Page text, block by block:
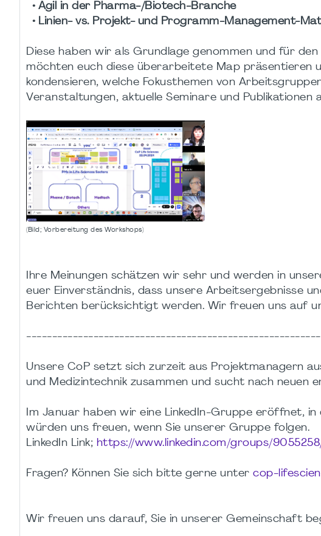
• Agil in der Pharma-/Biotech-Branche
• Linien- vs. Projekt- und Programm-Management-
Diese haben wir als Grundlage genommen und für
möchten euch diese überarbeitete Map präsentieren
kondensieren, welche Fokusthemen von
Veranstaltungen, aktuelle Seminare und Publikationen
(Bild; Vorbereitung des Workshops)
Ihre Meinungen schätzen wir sehr und werden in
euer Einverständnis, dass unsere Arbeitsergebnisse
Berichten berücksichtigt werden. Wir freuen uns auf
Unsere CoP setzt sich zurzeit aus Projektmanagern
und Medizintechnik zusammen und sucht nach neuen
Im Januar haben wir eine LinkedIn-Gruppe eröffnet,
würden uns freuen, wenn Sie unserer Gruppe folgen.
LinkedIn Link; https://www.linkedin.com/groups/
Fragen? Können Sie sich bitte gerne unter cop-
Wir freuen uns darauf, Sie in unserer Gemeinschaft